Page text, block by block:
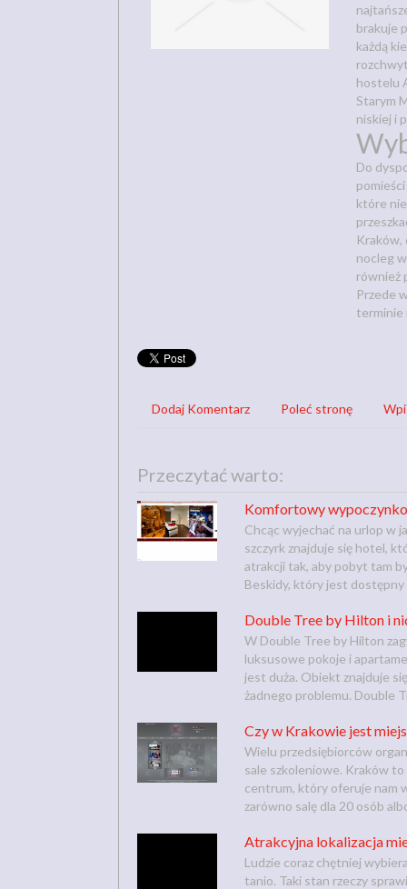
brakuje
każdą
hostelu
Starym
niskiej i
Do
które
Kraków,
nocleg
również
Przede
terminie
Dodaj Komentarz Poleć stronę
Przeczytać warto:
Komfortowy
Chcąc wyjechać na urlop w
szczyrk znajduje się hotel,
atrakcji tak, aby pobyt tam
Beskidy, który jest
Double Tree by Hilton i
W Double Tree by Hilton
luksusowe pokoje i
jest duża. Obiekt znajduje
żadnego problemu. Double
Czy w Krakowie jest
Wielu przedsiębiorców
sale szkoleniowe. Kraków
centrum, który oferuje nam
zarówno salę dla 20 osób
Atrakcyjna lokalizacja
Ludzie coraz chętniej
tanio. Taki stan rzeczy